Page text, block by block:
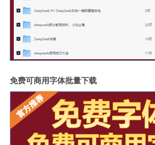
免费可商用字体批量下载